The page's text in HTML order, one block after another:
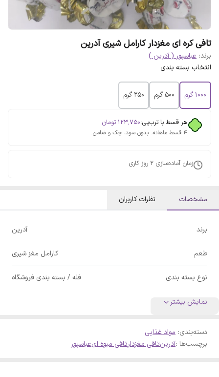
تافی کره ای مغزدار کارامل شیری آدرین
برند: عباسپور ( آدرین )
انتخاب بسته بندی
1000 گرم 500 گرم 250 گرم
هر قسط با ترب‌پی:۱۲۳٬۷۵۰ تومان
۴ قسط ماهانه. بدون سود، چک و ضامن.
زمان آماده‌سازی 2 روز کاری
مشخصات نظرات کاربران
برند آدرین
طعم کارامل مغز شیری
نوع بسته‌ بندی فله / بسته بندی فروشگاه
نمایش بیشتر
دسته‌بندی: مواد غذایی
برچسب‌ها :آدرینتافی مغزدارتافی میوه ایعباسپور